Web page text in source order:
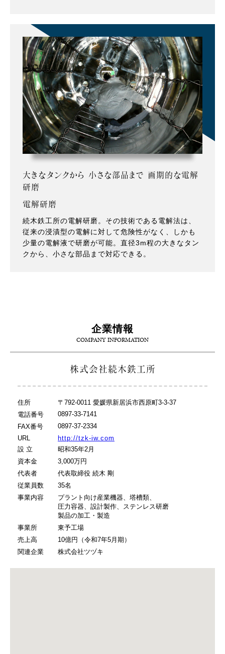
大きなタンクから 小さな部品まで 画期的な電解
研磨
電解研磨
続木鉄工所の電解研磨。その技術である電解法は、
従来の浸漬型の電解に対して危険性がなく、しかも
少量の電解液で研磨が可能。直径3m程の大きなタン
クから、小さな部品まで対応できる。
企業情報
COMPANY INFORMATION
株式会社続木鉄工所
住所
〒792-0011 愛媛県新居浜市西原町3-3-37
電話番号
0897-33-7141
FAX番号
0897-37-2334
URL
http://tzk-iw.com
設 立
昭和35年2月
資本金
3,000万円
代表者
代表取締役 続木 剛
従業員数
35名
事業内容
プラント向け産業機器、塔槽類、
圧力容器、設計製作、ステンレス研磨
製品の加工・製造
事業所
東予工場
売上高
10億円（令和7年5月期）
関連企業
株式会社ツヅキ